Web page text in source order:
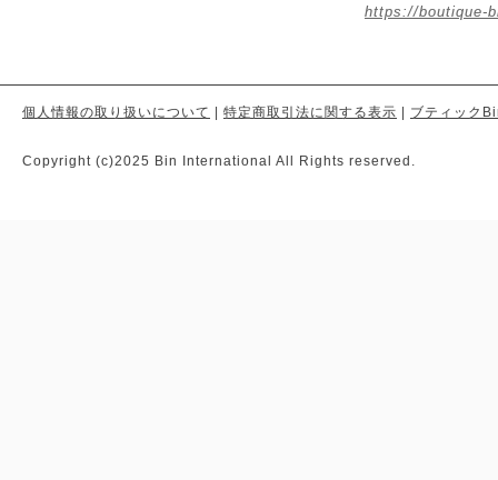
https://boutique-
個人情報の取り扱いについて 特定商取引法に関する表示 ブティック
Copyright (c)2025 Bin International All Rights reserved.